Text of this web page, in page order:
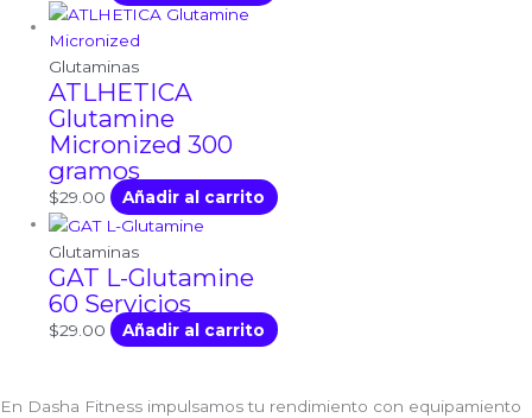
Glutaminas
ATLHETICA
Glutamine
Micronized 300
gramos
$29.00 Añadir al carrito
Glutaminas
GAT L-Glutamine
60 Servicios
$29.00 Añadir al carrito
En Dasha Fitness impulsamos tu rendimiento con equipamiento